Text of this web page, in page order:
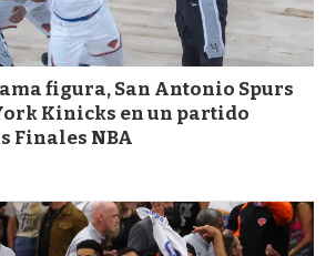
figura, San Antonio Spurs
Kinicks en un partido
Finales NBA